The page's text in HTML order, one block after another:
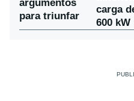
argumentos
para triunfar
carga
600 kW